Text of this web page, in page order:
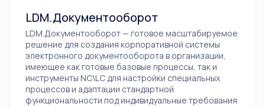
LDM.Документооборот
LDM.Документооборот — готовое масштабируемое
решение для создания корпоративной системы
электронного документооборота в организации,
имеющее как готовые базовые процессы, так и
инструменты NC\LC для настройки специальных
процессов и адаптации стандартной
функциональности под индивидуальные требования.